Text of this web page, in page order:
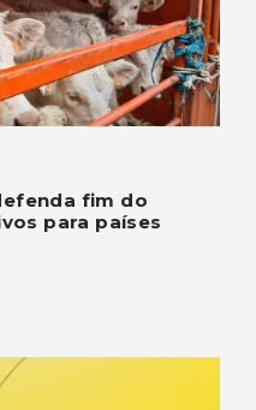
fim do
para países